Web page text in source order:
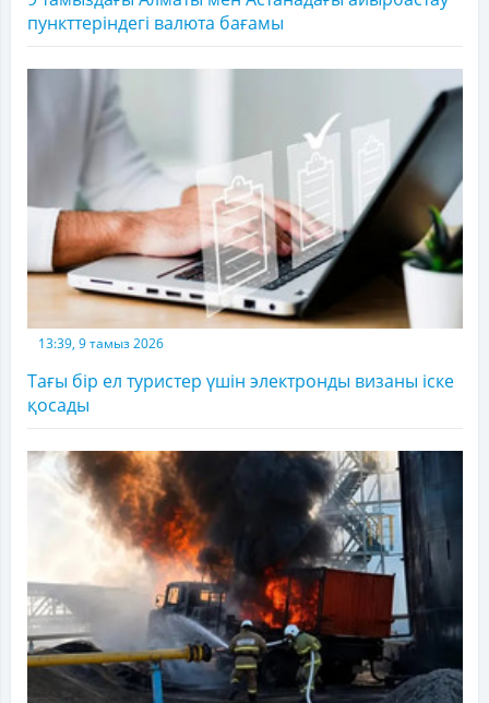
пункттеріндегі валюта бағамы
13:39, 9 тамыз 2026
Тағы бір ел туристер үшін электронды визаны іске
қосады